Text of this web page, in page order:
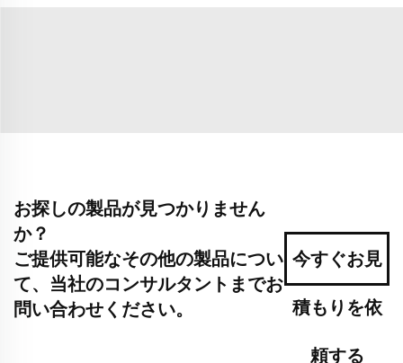
お探しの製品が見つかりません
か？
ご提供可能なその他の製品につい
て、当社のコンサルタントまでお
問い合わせください。
今すぐお見
積もりを依
頼する